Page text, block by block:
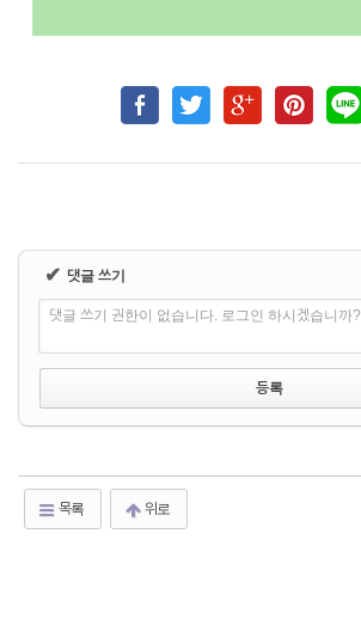
✔ 댓글 쓰기
댓글 쓰기 권한이 없습니다. 로그인 하시겠습니까?
목록 위로